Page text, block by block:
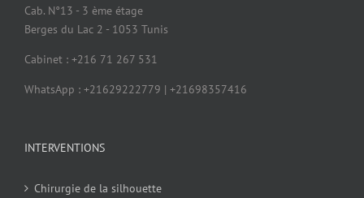
Cab. N°13 - 3 ème étage
Berges du Lac 2 - 1053 Tunis
Cabinet : +216 71 267 531
WhatsApp : +21629222779 | +21698357416
INTERVENTIONS
Chirurgie de la silhouette